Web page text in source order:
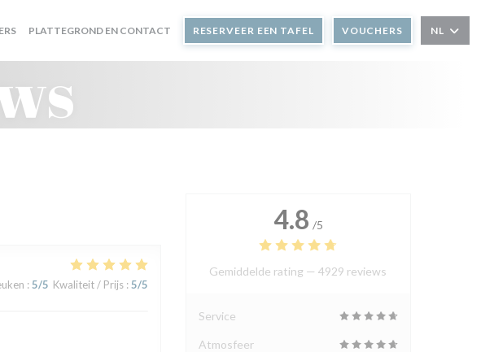
PLATTEGROND EN CONTACT RESERVEER EEN TAFEL VOUCHERS NL
: 5/5 Kwaliteit / Prijs: 5/5
4.8 /5
Gemiddelde rating —4929 reviews
Service
Atmosfeer